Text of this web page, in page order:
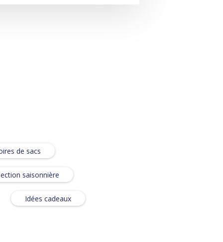
de sacs
saisonnière
Idées cadeaux